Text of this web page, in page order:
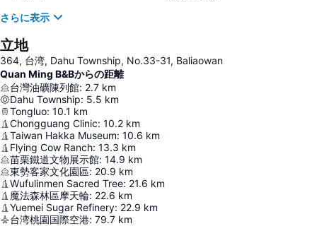
さらに表示
立地
364, 台湾, Dahu Township, No.33-31, Baliaowan
Quan Ming B&Bからの距離
台灣油礦陳列館: 2.7 km
Dahu Township: 5.5 km
Tongluo: 10.1 km
Chongguang Clinic: 10.2 km
Taiwan Hakka Museum: 10.6 km
Flying Cow Ranch: 13.3 km
苗栗鐵道文物展示館: 14.9 km
東勢客家文化園區: 20.9 km
Wufulinmen Sacred Tree: 21.6 km
魔法森林區摩天輪: 22.6 km
Yuemei Sugar Refinery: 22.9 km
台湾桃園国際空港: 79.7 km